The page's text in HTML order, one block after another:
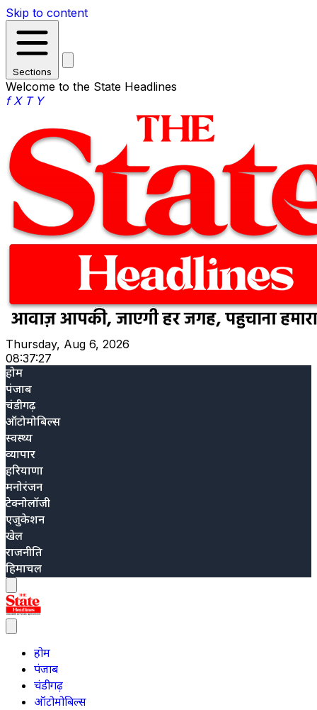
Skip to content
Sections
Welcome to the State Headlines
f X T Y
Thursday, Aug 6, 2026
08:37:29
होम
पंजाब
चंडीगढ़
ऑटोमोबिल्स
स्वस्थ्य
व्यापार
हरियाणा
मनोरंजन
टेक्नोलॉजी
एजुकेशन
खेल
राजनीति
हिमाचल
होम
पंजाब
चंडीगढ़
ऑटोमोबिल्स